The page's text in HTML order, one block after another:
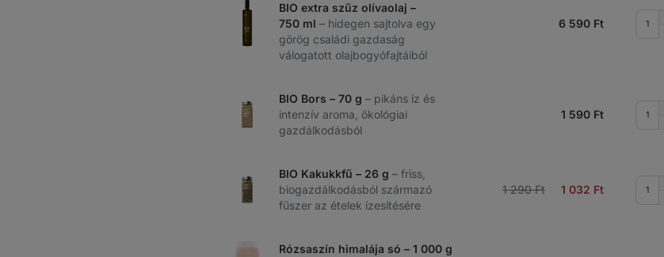
BIO extra szűz olívaolaj –
750 ml – hidegen sajtolva egy
görög családi gazdaság
válogatott olajbogyófajtáiból
6 590 Ft
BIO Bors – 70 g – pikáns íz és
intenzív aroma, ökológiai
gazdálkodásból
1 590 Ft
BIO Kakukkfű – 26 g – friss,
biogazdálkodásból származó
fűszer az ételek ízesítésére
1 290 Ft 1 032 Ft
Rózsaszín himalája só – 1 000 g